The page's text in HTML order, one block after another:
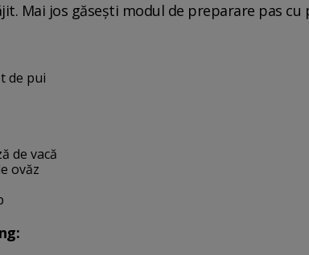
Mai jos găsești modul de preparare pas cu
de pui
de vacă
ovăz